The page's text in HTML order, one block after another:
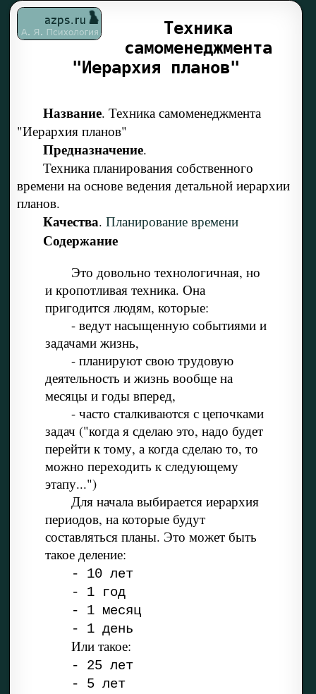
Техника
самоменеджмента
"Иерархия планов"
Название. Техника самоменеджмента
"Иерархия планов"
Предназначение.
Техника планирования собственного
времени на основе ведения детальной иерархии
планов.
Качества. Планирование времени
Содержание
Это довольно технологичная, но
и кропотливая техника. Она
пригодится людям, которые:
- ведут насыщенную событиями и
задачами жизнь,
- планируют свою трудовую
деятельность и жизнь вообще на
месяцы и годы вперед,
- часто сталкиваются с цепочками
задач ("когда я сделаю это, надо будет
перейти к тому, а когда сделаю то, то
можно переходить к следующему
этапу...")
Для начала выбирается иерархия
периодов, на которые будут
составляться планы. Это может быть
такое деление:
- 10 лет
- 1 год
- 1 месяц
- 1 день
Или такое:
- 25 лет
- 5 лет